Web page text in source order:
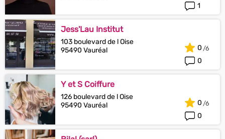
1
Jess'Lau Institut
103 boulevard de l Oise
95490 Vauréal
0
0
Y et S Coiffure
126 boulevard de l Oise
95490 Vauréal
0
0